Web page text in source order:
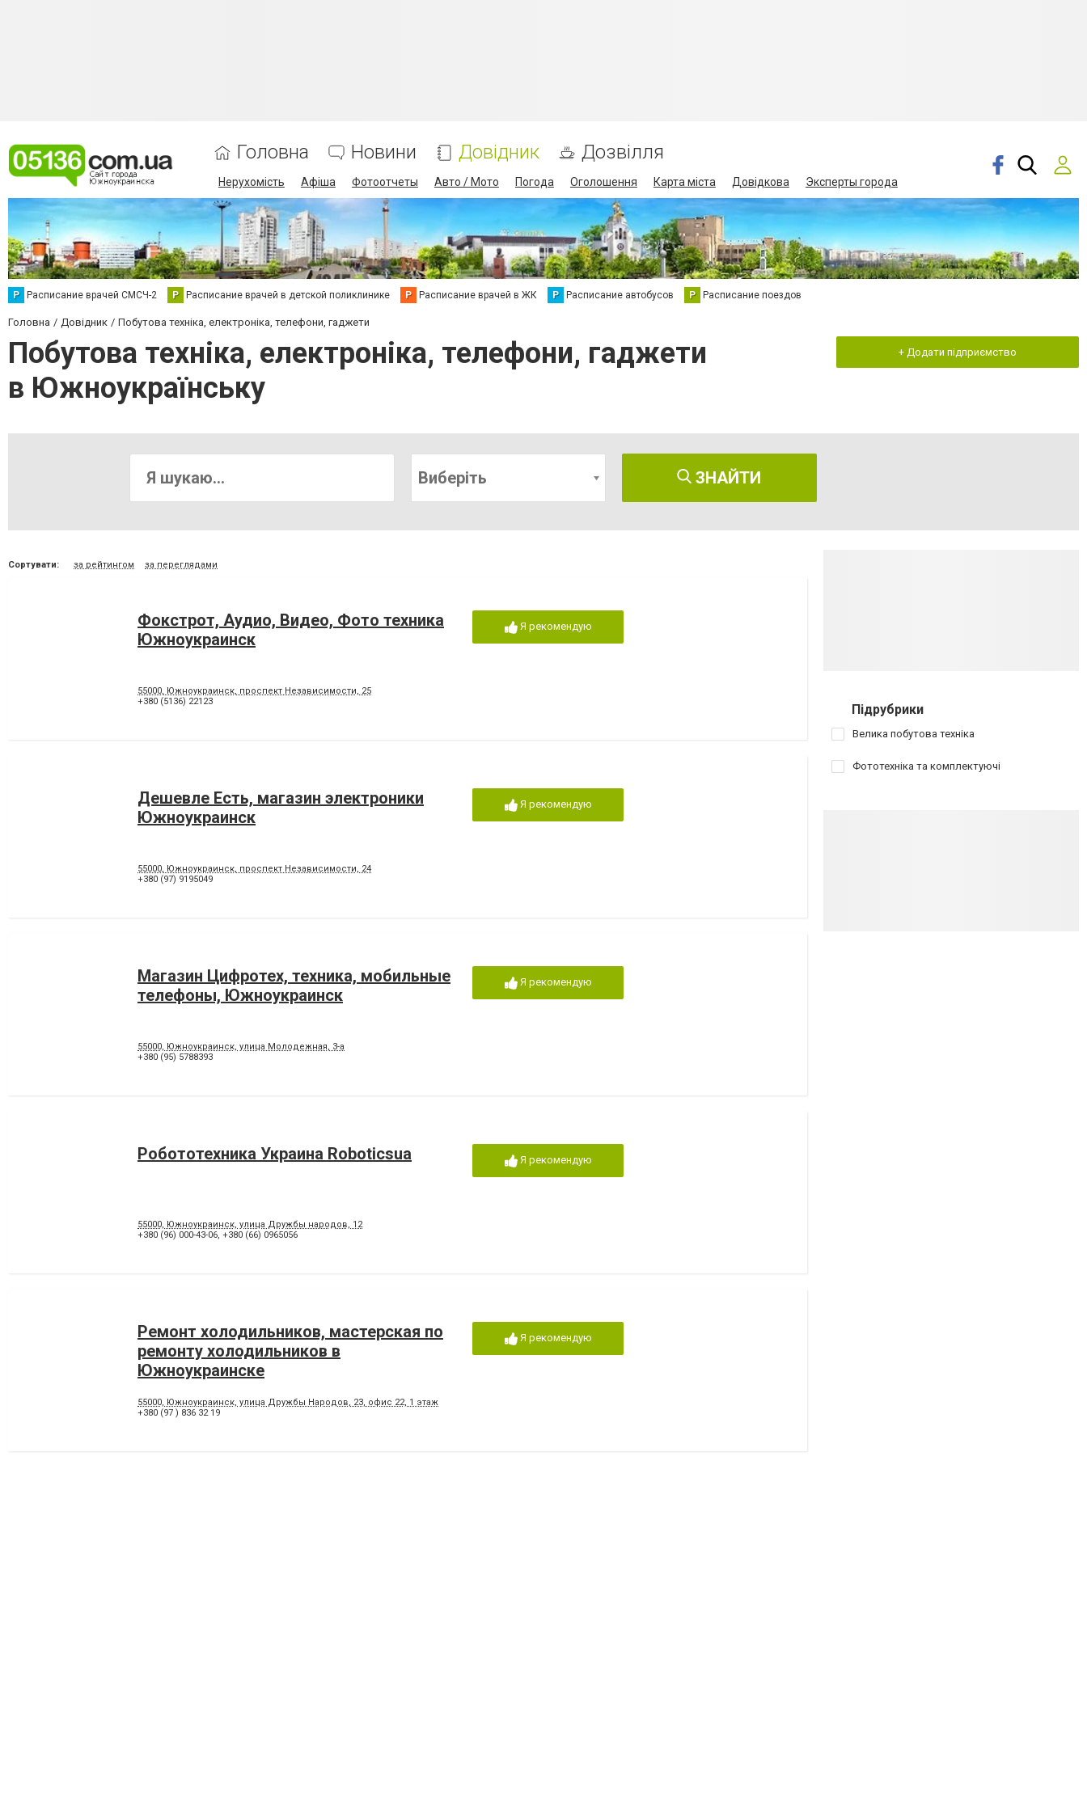
Головна Новини Довідник Дозвілля
Нерухомість Афіша Фотоотчеты Авто / Мото Погода Оголошення Карта міста Довідкова Эксперты города
Р Расписание врачей СМСЧ-2 Р Расписание врачей в детской поликлинике Р Расписание врачей в ЖК Р Расписание автобусов Р Расписание поездов
Головна Довідник Побутова техніка, електроніка, телефони, гаджети
Побутова техніка, електроніка, телефони, гаджети
в Южноукраїнську
+ Додати підприємство
Виберіть ЗНАЙТИ
Сортувати: за рейтингом за переглядами
Фокстрот, Аудио, Видео, Фото техника
Южноукраинск
55000, Южноукраинск, проспект Независимости, 25
+380 (5136) 22123
Я рекомендую
Дешевле Есть, магазин электроники
Южноукраинск
55000, Южноукраинск, проспект Независимости, 24
+380 (97) 9195049
Я рекомендую
Магазин Цифротех, техника, мобильные
телефоны, Южноукраинск
55000, Южноукраинск, улица Молодежная, 3-а
+380 (95) 5788393
Я рекомендую
Робототехника Украина Roboticsua
55000, Южноукраинск, улица Дружбы народов, 12
+380 (96) 000-43-06, +380 (66) 0965056
Я рекомендую
Ремонт холодильников, мастерская по
ремонту холодильников в
Южноукраинске
55000, Южноукраинск, улица Дружбы Народов, 23, офис 22, 1 этаж
+380 (97 ) 836 32 19
Я рекомендую
Підрубрики
Велика побутова техніка
Фототехніка та комплектуючі